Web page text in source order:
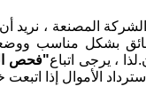
المصنعة ، نريد
بشكل مناسب
، يرجى اتباع"فحص
الأموال إذا